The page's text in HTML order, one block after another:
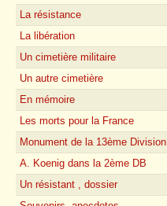
La résistance
La libération
Un cimetière militaire
Un autre cimetière
En mémoire
Les morts pour la France
Monument de la 13ème Division
A. Koenig dans la 2ème DB
Un résistant , dossier